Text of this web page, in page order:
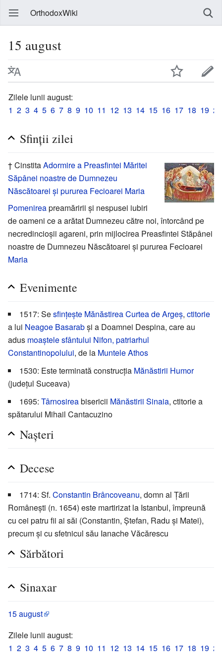
OrthodoxWiki
15 august
Zilele lunii august:
1 2 3 4 5 6 7 8 9 10 11 12 13 14 15 16 17 18 19 20
Sfinții zilei
† CinstitaAdormire a Preasfintei Măritei
Săpânei noastre de Dumnezeu
Născătoarei și pururea Fecioarei Maria
Pomenireapreamăririi și nespusei iubiri
de oameni ce a arătat Dumnezeu către noi, întorcând pe
necredincioșii agareni, prin mijlocirea Preasfintei Stăpânei
noastre de Dumnezeu Născătoarei și pururea Fecioarei
Maria
Evenimente
1517: Sesfințește Mănăstirea Curtea de Argeș, ctitorie
a lui Neagoe Basarabși a Doamnei Despina, care au
adus moaștelesfântului Nifon, patriarhul
Constantinopolului, de la Muntele Athos
1530: Este terminată construcția Mănăstirii Humor
(județul Suceava)
1695: Târnosireabisericii Mănăstirii Sinaia, ctitorie a
spătarului Mihail Cantacuzino
Nașteri
Decese
1714: Sf. Constantin Brâncoveanu, domn al Țării
Românești (n. 1654) este martirizat la Istanbul, împreună
cu cei patru fii ai săi (Constantin, Ștefan, Radu și Matei),
precum și cu sfetnicul său Ianache Văcărescu
Sărbători
Sinaxar
15 august
Zilele lunii august:
1 2 3 4 5 6 7 8 9 10 11 12 13 14 15 16 17 18 19 20